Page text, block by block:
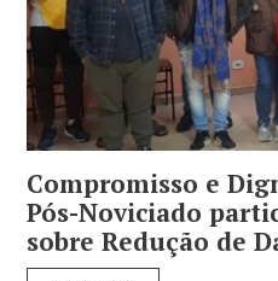
Compromisso e
Pós-Noviciado
sobre Redução de